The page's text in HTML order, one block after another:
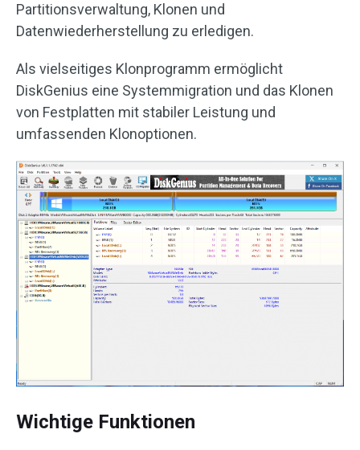
Partitionsverwaltung, Klonen und
Datenwiederherstellung zu erledigen.
Als vielseitiges Klonprogramm ermöglicht
DiskGenius eine Systemmigration und das Klonen
von Festplatten mit stabiler Leistung und
umfassenden Klonoptionen.
Wichtige Funktionen